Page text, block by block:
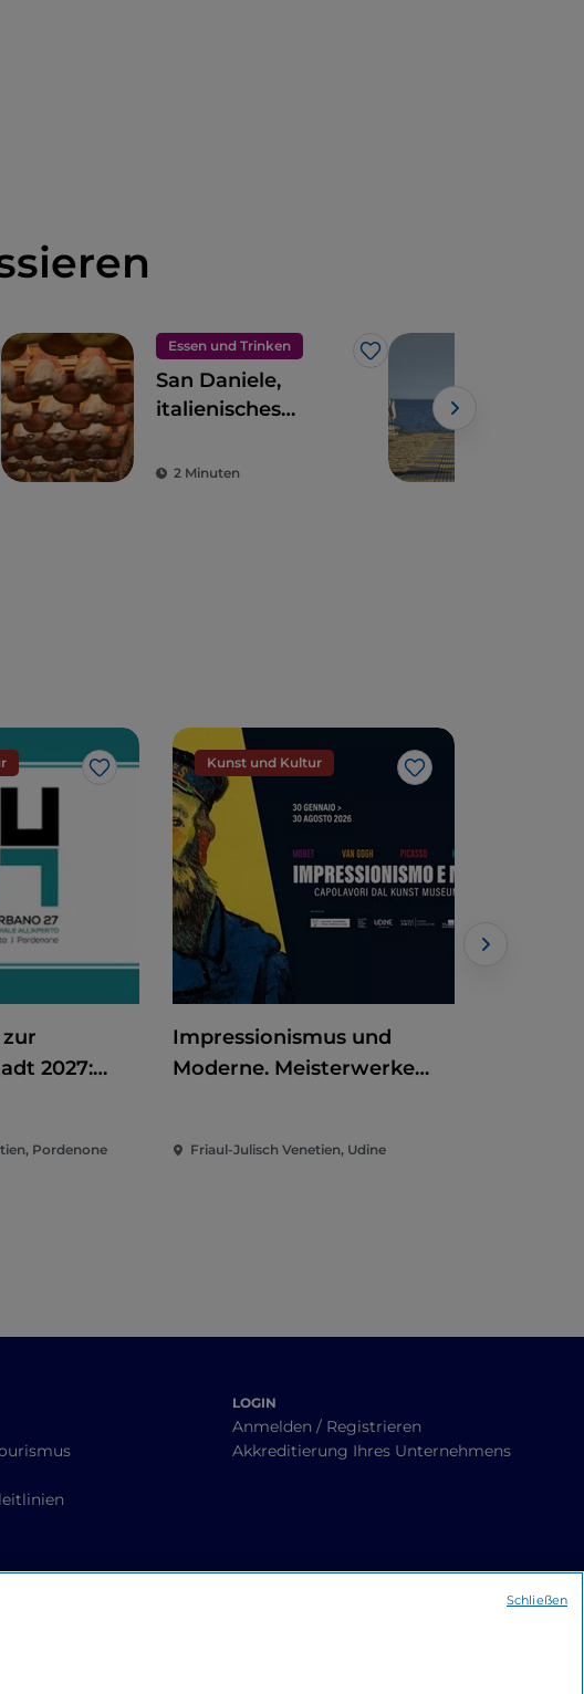
Essen und Trinken
Like
San Daniele,
italienisches
2 Minuten
Like
2027:
Pordenone
Kunst und Kultur
Like
Impressionismus und
Moderne. Meisterwerke
Friaul-Julisch Venetien, Udine
LOGIN
Anmelden / Registrieren
Akkreditierung Ihres Unternehmens
Schließen